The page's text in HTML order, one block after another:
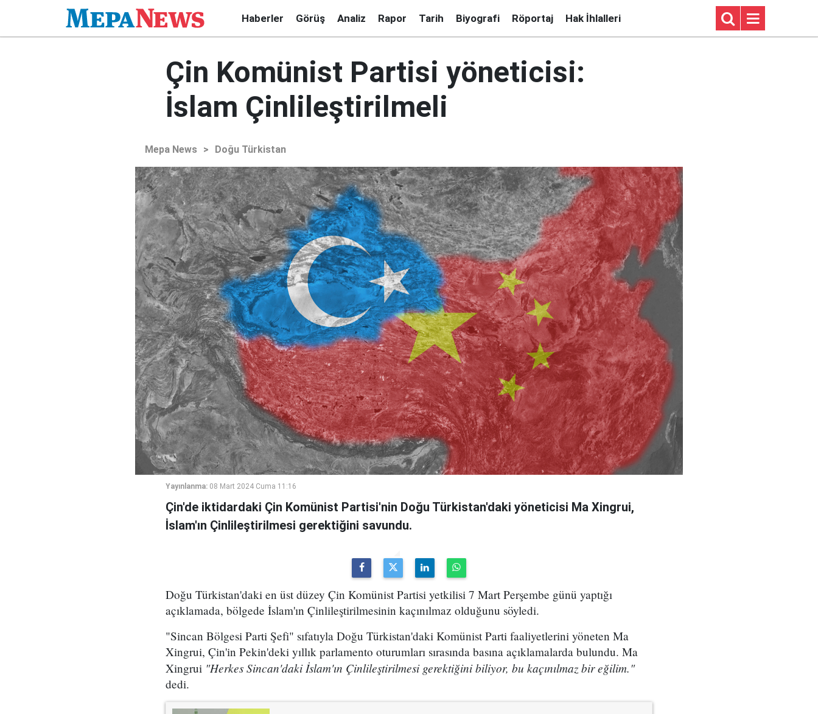
Haberler Görüş Analiz Rapor Tarih Biyografi Röportaj Hak İhlalleri
Çin Komünist Partisi yöneticisi:
İslam Çinlileştirilmeli
Mepa News > Doğu Türkistan
Yayınlanma: 08 Mart 2024 Cuma 11:16
Çin'de iktidardaki Çin Komünist Partisi'nin Doğu Türkistan'daki yöneticisi Ma Xingrui,
İslam'ın Çinlileştirilmesi gerektiğini savundu.
Doğu Türkistan'daki en üst düzey Çin Komünist Partisi yetkilisi 7 Mart Perşembe günü yaptığı
açıklamada, bölgede İslam'ın Çinlileştirilmesinin kaçınılmaz olduğunu söyledi.
"Sincan Bölgesi Parti Şefi" sıfatıyla Doğu Türkistan'daki Komünist Parti faaliyetlerini yöneten Ma
Xingrui, Çin'in Pekin'deki yıllık parlamento oturumları sırasında basına açıklamalarda bulundu. Ma
Xingrui "Herkes Sincan'daki İslam'ın Çinlileştirilmesi gerektiğini biliyor, bu kaçınılmaz bir eğilim."
dedi.